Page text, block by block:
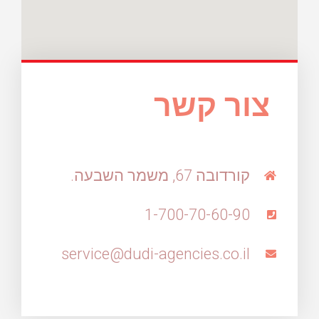
צור קשר
קורדובה 67, משמר השבעה.
1-700-70-60-90
service@dudi-agencies.co.il